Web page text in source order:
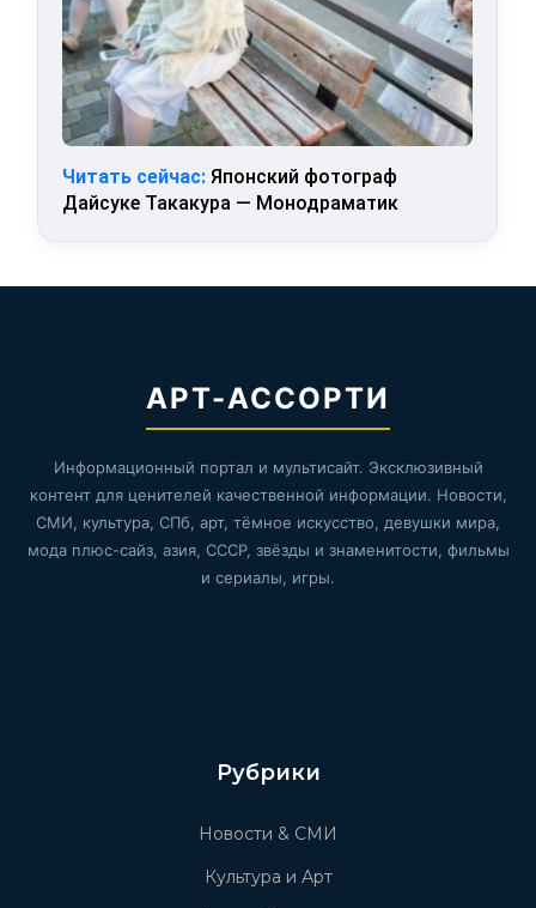
Читать сейчас: Японский фотограф
Дайсуке Такакура — Монодраматик
АРТ-АССОРТИ
Информационный портал и мультисайт. Эксклюзивный
контент для ценителей качественной информации. Новости,
СМИ, культура, СПб, арт, тёмное искусство, девушки мира,
мода плюс-сайз, азия, СССР, звёзды и знаменитости, фильмы
и сериалы, игры.
Рубрики
Новости & СМИ
Культура и Арт